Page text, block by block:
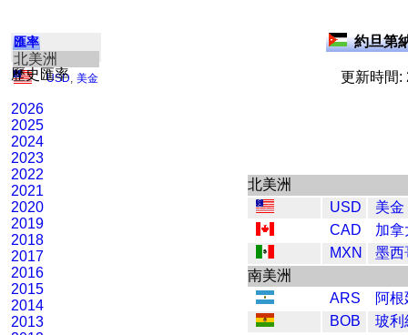
匯率
北美洲
USD 美金
歷史匯率
2026
2025
2024
2023
2022
2021
2020
2019
2018
2017
2016
2015
2014
2013
約旦第
更新時間:
北美洲
USD
美金
CAD
加拿
MXN
墨西
南美洲
ARS
阿
BOB
玻利